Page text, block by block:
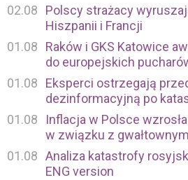
02.08
Polscy strażacy
Hiszpanii i Francji
01.08
Raków i GKS Katowice
do europejskich
01.08
Eksperci ostrzegają
dezinformacyjną po
01.08
Inflacja w Polsce
w związku z
01.08 Analiza katastrofy
ENG version